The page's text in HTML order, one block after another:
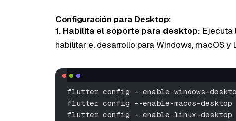
Configuración para Desktop:
1. Habilita el soporte para desktop: Ejecuta
habilitar el desarrollo para Windows, macOS y
flutter config --enable-windows-
flutter config --enable-macos-desktop
flutter config --enable-linux-desktop